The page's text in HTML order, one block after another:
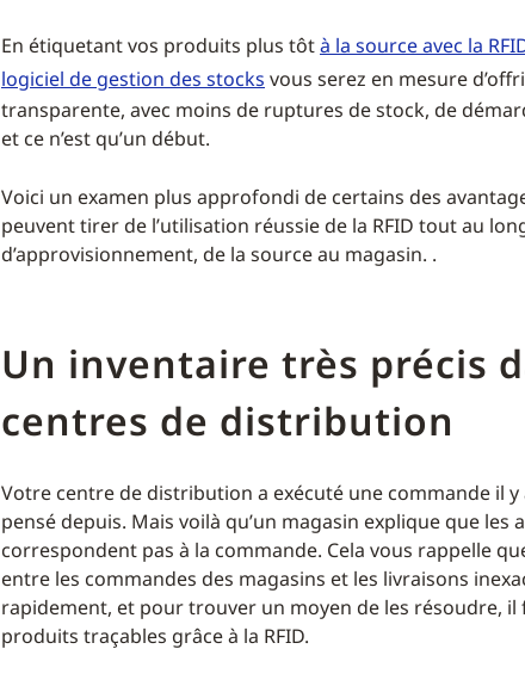
En étiquetant vos produits plus tôtà la source avec la
logiciel de gestion des stocks vous serez en mesure
transparente, avec moins de ruptures de stock, de
et ce n’est qu’un début.
Voici un examen plus approfondi de certains des
peuvent tirer de l’utilisation réussie de la RFID tout au
d’approvisionnement, de la source au magasin. .
Un inventaire très précis
centres de distribution
Votre centre de distribution a exécuté une commande il y
pensé depuis. Mais voilà qu’un magasin explique que les
correspondent pas à la commande. Cela vous rappelle
entre les commandes des magasins et les livraisons
rapidement, et pour trouver un moyen de les résoudre, il
produits traçables grâce à la RFID.